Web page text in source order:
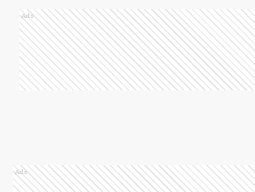
Ads
Ads